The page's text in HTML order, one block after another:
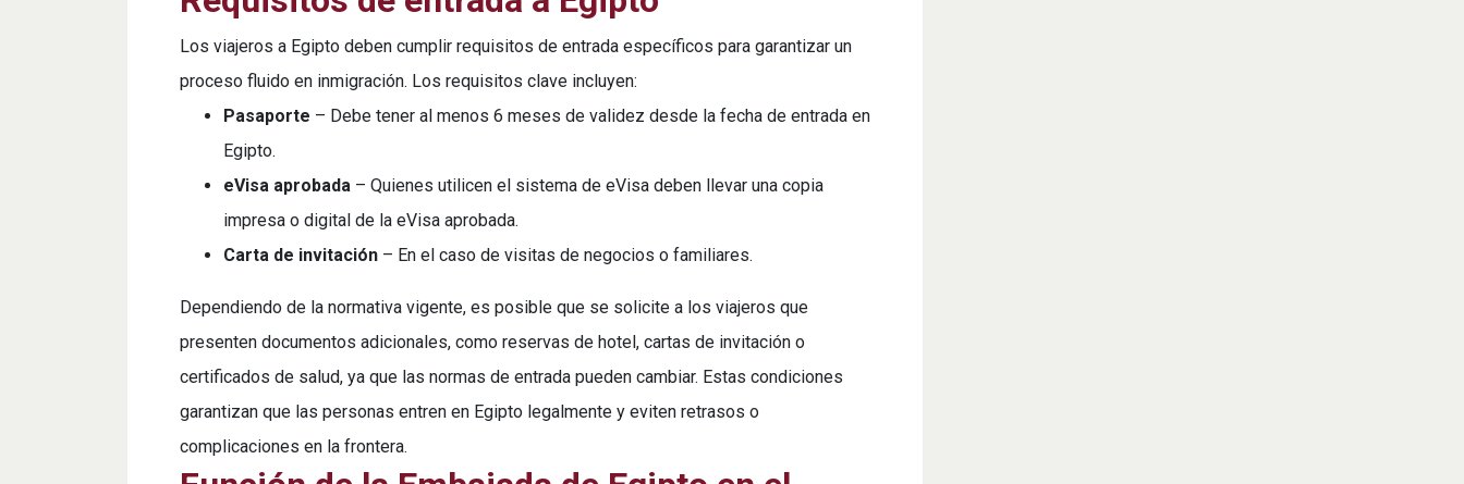
Los viajeros a Egipto deben cumplir requisitos de entrada específicos para garantizar un
proceso fluido en inmigración. Los requisitos clave incluyen:
Pasaporte – Debe tener al menos 6 meses de validez desde la fecha de entrada en
Egipto.
eVisa aprobada – Quienes utilicen el sistema de eVisa deben llevar una copia
impresa o digital de la eVisa aprobada.
Carta de invitación – En el caso de visitas de negocios o familiares.
Dependiendo de la normativa vigente, es posible que se solicite a los viajeros que
presenten documentos adicionales, como reservas de hotel, cartas de invitación o
certificados de salud, ya que las normas de entrada pueden cambiar. Estas condiciones
garantizan que las personas entren en Egipto legalmente y eviten retrasos o
complicaciones en la frontera.